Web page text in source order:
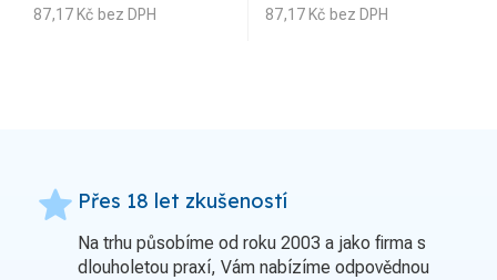
87,17 Kč bez DPH 87,17 Kč bez DPH
grade Přes 18 let zkušeností
Na trhu působíme od roku 2003 a jako firma s
dlouholetou praxí, Vám nabízíme odpovědnou